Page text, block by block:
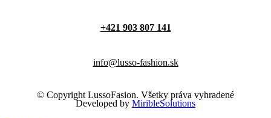
+421 903 807 141
info@lusso-fashion.sk
© Copyright LussoFasion. Všetky práva vyhradené
Developed by MiribleSolutions